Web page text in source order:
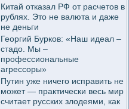
Китай отказал РФ от расчетов в
рублях. Это не валюта и даже
не деньги
Георгий Бурков: «Наш идеал –
стадо. Мы –
профессиональные
агрессоры»
Путин уже ничего исправить не
может — практически весь мир
считает русских злодеями, как